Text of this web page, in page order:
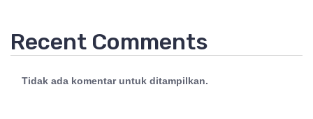
Recent Comments
Tidak ada komentar untuk ditampilkan.